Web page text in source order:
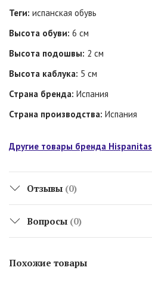
Теги: испанская обувь
Высота обуви: 6 см
Высота подошвы: 2 см
Высота каблука: 5 см
Страна бренда: Испания
Страна производства: Испания
Другие товары бренда Hispanitas
Отзывы (0)
Вопросы (0)
Похожие товары